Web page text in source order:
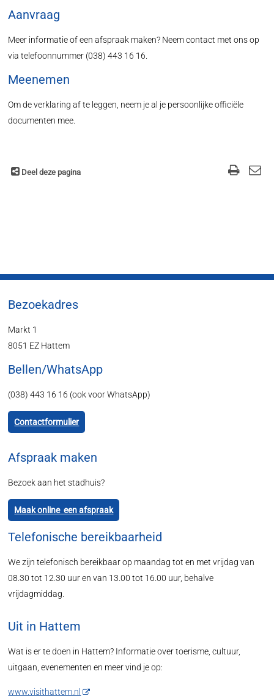
Aanvraag
Meer informatie of een afspraak maken? Neem contact met ons op
via telefoonnummer (038) 443 16 16.
Meenemen
Om de verklaring af te leggen, neem je al je persoonlijke officiële
documenten mee.
Deel deze pagina
Bezoekadres
Markt 1
8051 EZ Hattem
Bellen/WhatsApp
(038) 443 16 16 (ook voor WhatsApp)
Contactformulier
Afspraak maken
Bezoek aan het stadhuis?
Maak online een afspraak
Telefonische bereikbaarheid
We zijn telefonisch bereikbaar op maandag tot en met vrijdag van
08.30 tot 12.30 uur en van 13.00 tot 16.00 uur, behalve
vrijdagmiddag.
Uit in Hattem
Wat is er te doen in Hattem? Informatie over toerisme, cultuur,
uitgaan, evenementen en meer vind je op:
www.visithattem.nl